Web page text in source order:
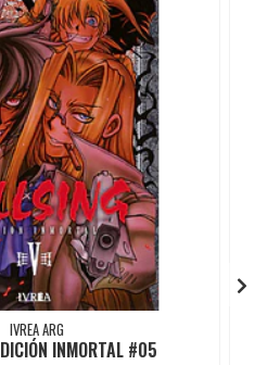
IVREA ARG
INMORTAL #05